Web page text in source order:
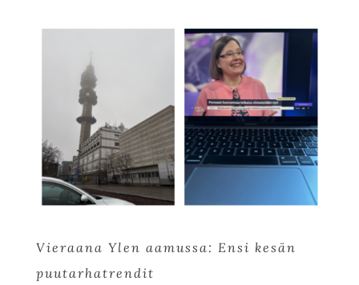
Vieraana Ylen aamussa: Ensi kesän
puutarhatrendit